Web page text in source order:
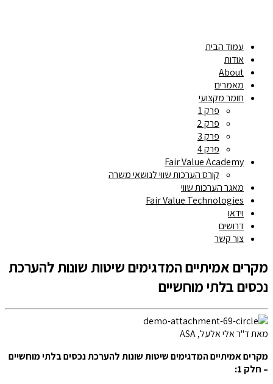
עמוד הבית
אודות
About
מאמרים
חומר מקצועי
פרק 1
פרק 2
פרק 3
פרק 4
Fair Value Academy
קורס הערכות שווי לנושאי משרה
מאגר הערכות שווי
Fair Value Technologies
וידאו
דרושים
צור קשר
מקרים אמיתיים המדגימים שיטות שונות להערכת
נכסים בלתי מוחשיים
מאת ד"ר אלי אלעל, ASA
מקרים אמיתיים המדגימים שיטות שונות להערכת נכסים בלתי מוחשיים
– חלק 1: